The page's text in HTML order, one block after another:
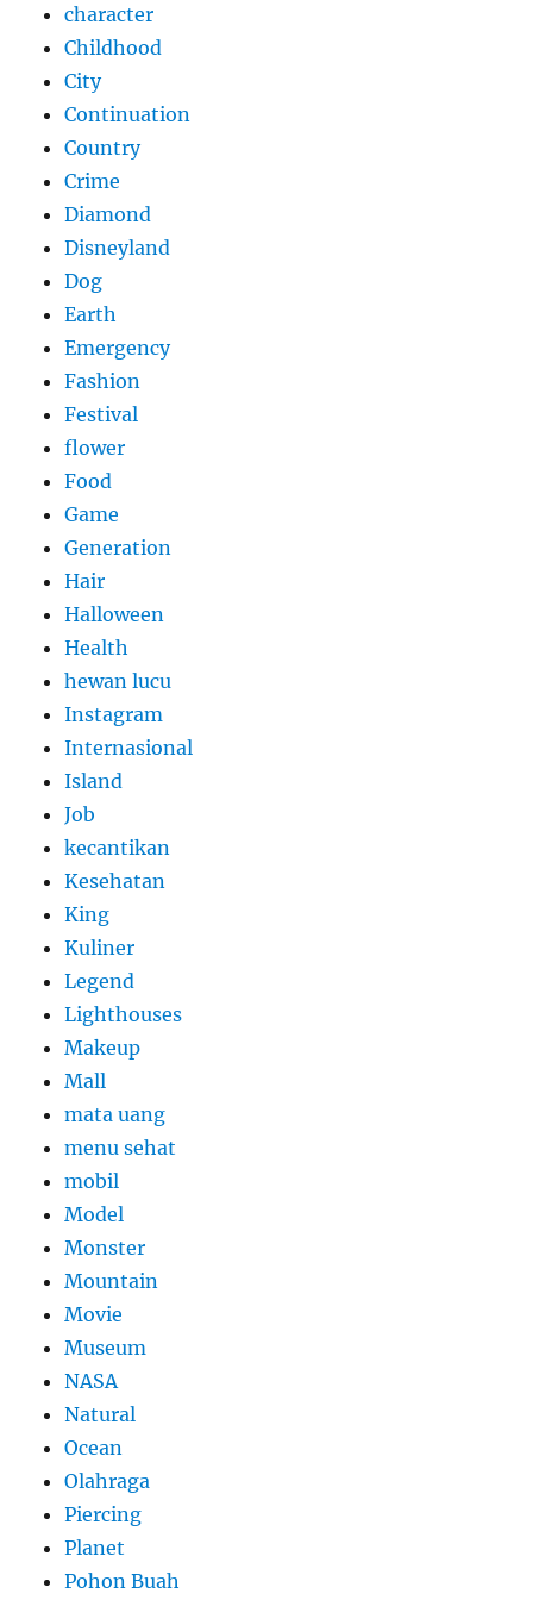
character
Childhood
City
Continuation
Country
Crime
Diamond
Disneyland
Dog
Earth
Emergency
Fashion
Festival
flower
Food
Game
Generation
Hair
Halloween
Health
hewan lucu
Instagram
Internasional
Island
Job
kecantikan
Kesehatan
King
Kuliner
Legend
Lighthouses
Makeup
Mall
mata uang
menu sehat
mobil
Model
Monster
Mountain
Movie
Museum
NASA
Natural
Ocean
Olahraga
Piercing
Planet
Pohon Buah